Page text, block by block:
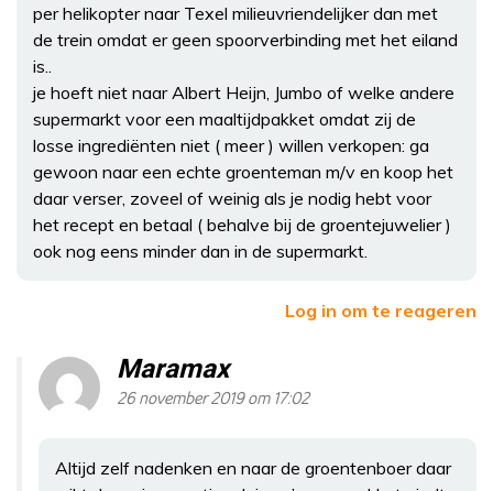
per helikopter naar Texel milieuvriendelijker dan met
de trein omdat er geen spoorverbinding met het eiland
is..
je hoeft niet naar Albert Heijn, Jumbo of welke andere
supermarkt voor een maaltijdpakket omdat zij de
losse ingrediënten niet ( meer ) willen verkopen: ga
gewoon naar een echte groenteman m/v en koop het
daar verser, zoveel of weinig als je nodig hebt voor
het recept en betaal ( behalve bij de groentejuwelier )
ook nog eens minder dan in de supermarkt.
Log in om te reageren
Maramax
26 november 2019 om 17:02
Altijd zelf nadenken en naar de groentenboer daar